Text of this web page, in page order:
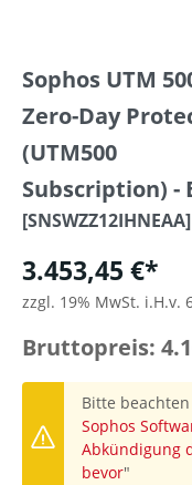
Sophos UTM
Zero-Day
(UTM500
Subscription) -
[SNSWZZ12IHNEAA]
3.453,45 €*
zzgl. 19% MwSt. i.H.v.
Bruttopreis:
Bitte
Sophos
Abkündigung
bevor"